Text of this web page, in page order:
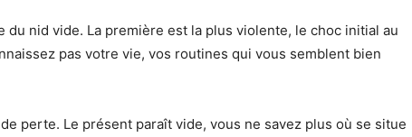
du nid vide. La première est la plus violente, le choc initial au
pas votre vie, vos routines qui vous semblent bien
perte. Le présent paraît vide, vous ne savez plus où se situe